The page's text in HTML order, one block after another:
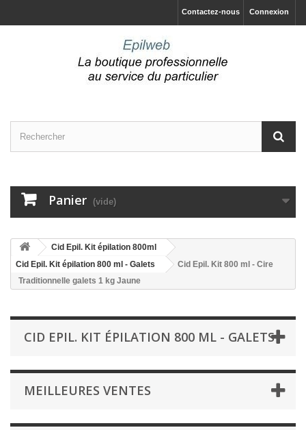
Connexion
Contactez-nous
Panier (vide)
Cid Epil. Kit épilation 800ml
Cid Epil. Kit épilation 800 ml - Galets
Cid Epil. Kit 800 ml - Cire
Traditionnelle galets 1 kg Jaune
CID EPIL. KIT ÉPILATION 800 ML - GALETS
MEILLEURES VENTES